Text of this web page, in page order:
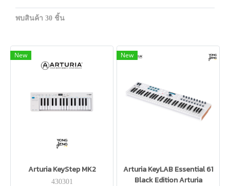
พบสินค้า 30 ชิ้น
New
Arturia KeyStep MK2
430301
New
Arturia KeyLAB Essential 61
Black Edition Arturia